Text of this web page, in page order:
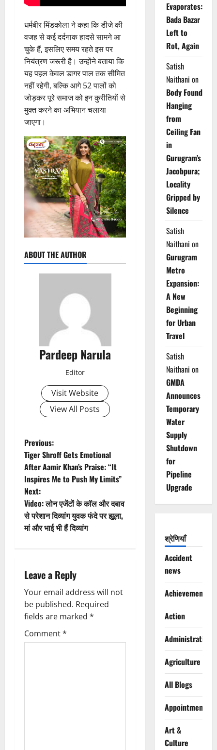
धर्मबीर मिंडकोला ने कहा कि डीजे की
वजह से कई दर्दनाक हादसे सामने आ
चुके हैं, इसलिए समय रहते इस पर
नियंत्रण जरूरी है। उन्होंने बताया कि
यह पहल केवल डागर पाल तक सीमित
नहीं रहेगी, बल्कि आगे 52 पालों को
जोड़कर पूरे समाज को इन कुरीतियों से
मुक्त करने का अभियान चलाया
जाएगा।
ABOUT THE AUTHOR
Pardeep Narula
Editor
Visit Website
View All Posts
P
o
s
t
n
v
i
g
a
Previous:
Tiger Shroff Gets Emotional
After Aamir Khan’s Praise: “It
Inspires Me to Push My Limits”
Next:
Video: लोन एजेंटों के कॉल और दबाव
से परेशान दिव्यांग युवक फंदे पर झूला,
मां और भाई भी हैं दिव्यांग
Leave a Reply
Your email address will not
be published. Required
fields are marked *
Comment*
Evaporates:
Bada Bazar
Left to
Rot, Again
Satish
Naithani on
Body Found
Hanging
from
Ceiling Fan
in
Gurugram’s
Jacobpura;
Locality
Gripped by
Silence
Satish
Naithani on
Gurugram
Metro
Expansion:
A New
Beginning
for Urban
Travel
Satish
Naithani on
GMDA
Announces
Temporary
Water
Supply
Shutdown
for
Pipeline
Upgrade
श्रेणियाँ
Accident
news
Achievements
Action
Administration
Agriculture
All Blogs
Appointments
Art &
Culture